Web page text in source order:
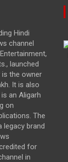
Hindi
channel
launched
is the owner
It is also
an Aligarh
on
The
legacy brand
for
in